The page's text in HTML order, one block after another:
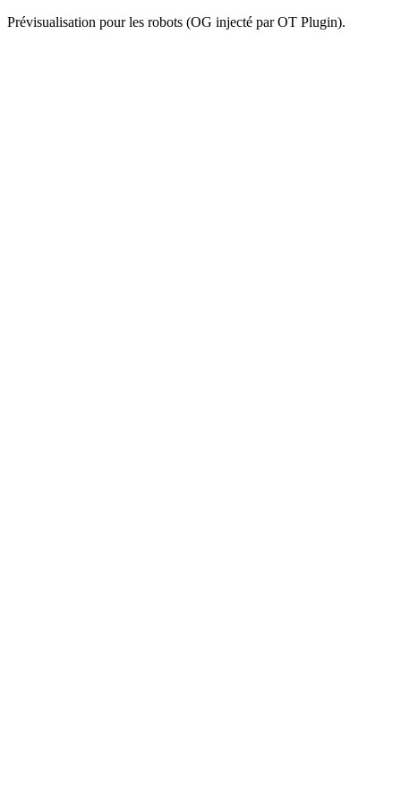
Prévisualisation pour les robots (OG injecté par OT Plugin).